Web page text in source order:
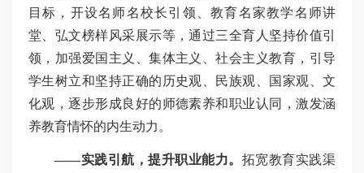
目标，开设名师名校长引领、教育名家教学名师讲
堂、弘文榜样风采展示等，通过三全育人坚持价值引
领，加强爱国主义、集体主义、社会主义教育，引导
学生树立和坚持正确的历史观、民族观、国家观、文
化观，逐步形成良好的师德素养和职业认同，激发涵
养教育情怀的内生动力。
——实践引航，提升职业能力。 拓宽教育实践渠